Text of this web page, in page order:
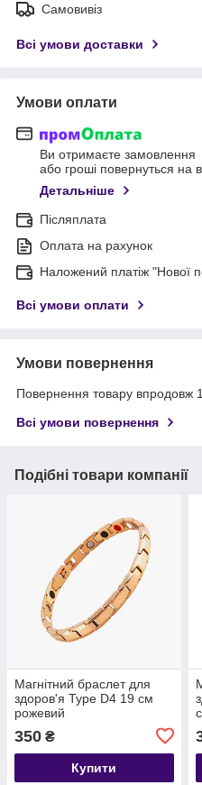
Самовивіз
Всі умови доставки
Умови оплати
Ви отримаєте замовлення
або гроші повернуться на
Детальніше
Післяплата
Оплата на рахунок
Наложений платіж "Нової
Всі умови оплати
Умови повернення
Повернення товару впродовж
Всі умови повернення
Подібні товари компанії
Магнітний браслет для
здоров'я Type D4 19 см
рожевий
350 ₴
Купити